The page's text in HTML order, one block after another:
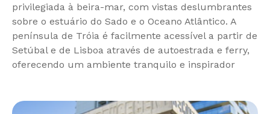
privilegiada à beira-mar, com vistas deslumbrantes
sobre o estuário do Sado e o Oceano Atlântico. A
península de Tróia é facilmente acessível a partir de
Setúbal e de Lisboa através de autoestrada e ferry,
oferecendo um ambiente tranquilo e inspirador